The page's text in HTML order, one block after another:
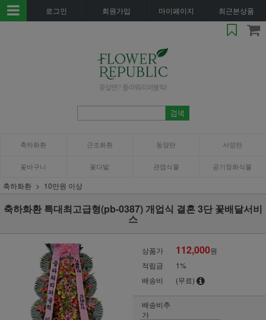
로그인 회원가입 마이페이지 최근본상품
축하화환 근조화환 동양란 서양란
꽃바구니 꽃다발 관엽식물 공기정화식물
축하화환 10만원 이상
축하화환 특대최고급형(pb-0387) 개업식 결혼 3단 꽃배달서비
스
상품가 112,000원
적립금
1%
배송비
(무료)
배송비추
가